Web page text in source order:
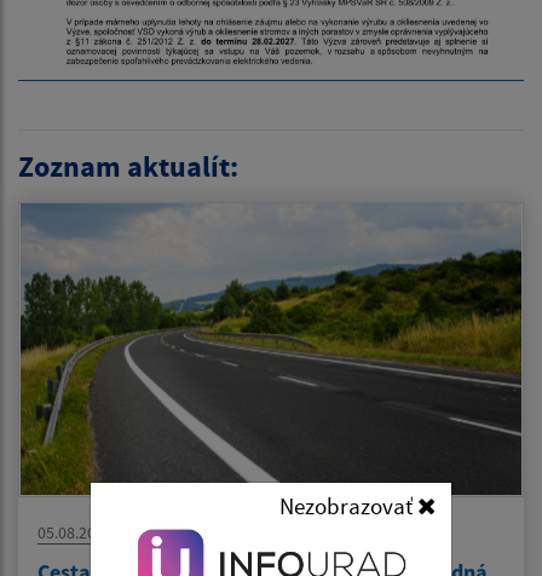
Nezobrazovať
Zoznam aktualít:
05.08.2026